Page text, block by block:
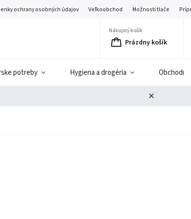
ochrany osobných údajov Veľkoobchod Možnosti tlače
Nákupný košík
Prázdny košík
potreby Hygiena a drogéria